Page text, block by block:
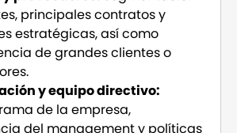
principales contratos y
estratégicas, así como
de grandes clientes o
y equipo directivo:
de la empresa,
del management y políticas